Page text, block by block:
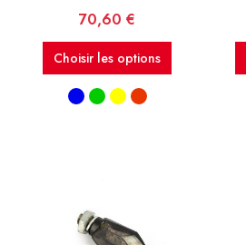
Prix
70,60 €
Choisir les options